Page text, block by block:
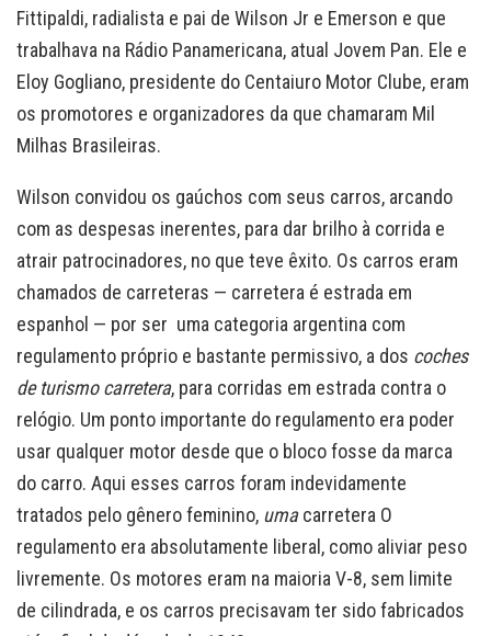
Fittipaldi, radialista e pai de Wilson Jr e Emerson e que
trabalhava na Rádio Panamericana, atual Jovem Pan. Ele e
Eloy Gogliano, presidente do Centaiuro Motor Clube, eram
os promotores e organizadores da que chamaram Mil
Milhas Brasileiras.
Wilson convidou os gaúchos com seus carros, arcando
com as despesas inerentes, para dar brilho à corrida e
atrair patrocinadores, no que teve êxito. Os carros eram
chamados de carreteras — carretera é estrada em
espanhol — por ser uma categoria argentina com
regulamento próprio e bastante permissivo, a dos coches
de turismo carretera, para corridas em estrada contra o
relógio. Um ponto importante do regulamento era poder
usar qualquer motor desde que o bloco fosse da marca
do carro. Aqui esses carros foram indevidamente
tratados pelo gênero feminino, umacarretera O
regulamento era absolutamente liberal, como aliviar peso
livremente. Os motores eram na maioria V-8, sem limite
de cilindrada, e os carros precisavam ter sido fabricados